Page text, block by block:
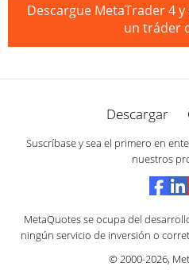
Descargue MetaTrader 4
un tráder
Descargar
Suscríbase y sea el primero en
nuestros
MetaQuotes se ocupa del
ningún servicio de inversión o
© 2000-2026,